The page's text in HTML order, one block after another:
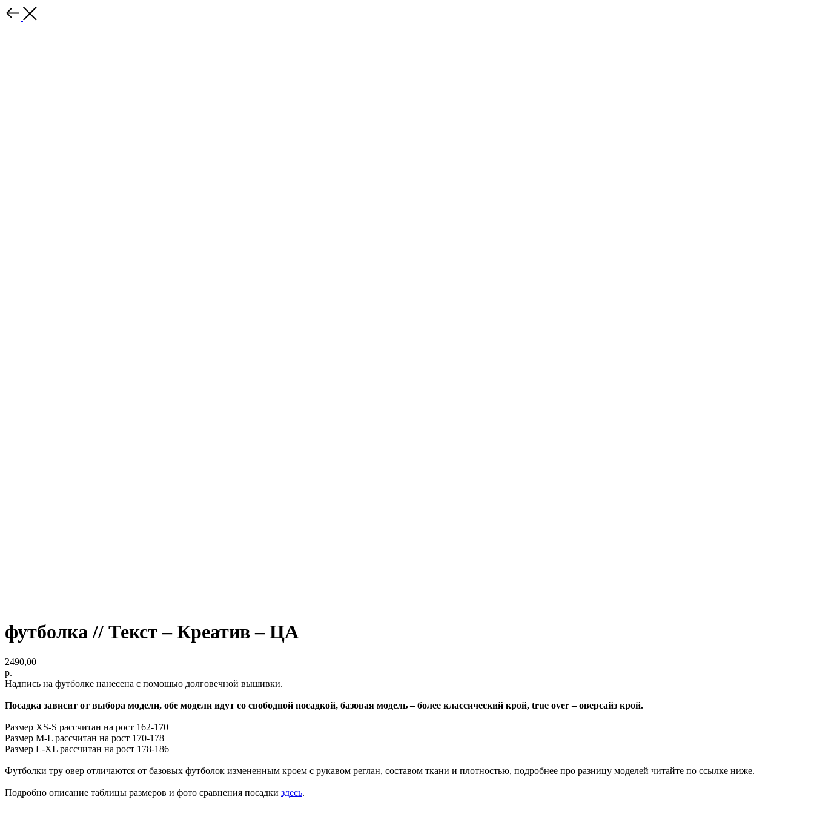
футболка // Текст – Креатив – ЦА
2490,00
р.
Надпись на футболке нанесена с помощью долговечной вышивки.
Посадка зависит от выбора модели, обе модели идут со свободной посадкой, базовая модель – более классический крой, true over – оверсайз крой.
Размер XS-S рассчитан на рост 162-170
Размер M-L рассчитан на рост 170-178
Размер L-XL рассчитан на рост 178-186
Футболки тру овер отличаются от базовых футболок измененным кроем с рукавом реглан, составом ткани и плотностью, подробнее про разницу моделей читайте по ссылке ниже.
Подробно описание таблицы размеров и фото сравнения посадки здесь.